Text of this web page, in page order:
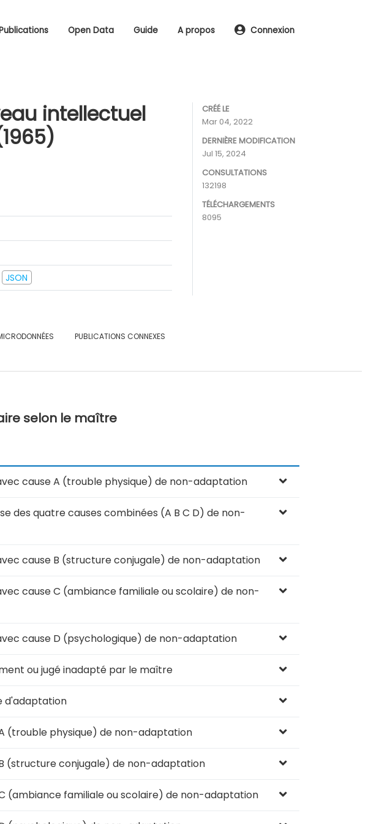
Open Data Guide A propos Connexion
intellectuel
JSON
CRÉÉ LE
Mar 04, 2022
DERNIÈRE MODIFICATION
Jul 15, 2024
CONSULTATIONS
132198
TÉLÉCHARGEMENTS
8095
PUBLICATIONS CONNEXES
selon le maître
cause A (trouble physique) de non-adaptation
des quatre causes combinées (A B C D) de non-
cause B (structure conjugale) de non-adaptation
cause C (ambiance familiale ou scolaire) de non-
cause D (psychologique) de non-adaptation
ou jugé inadapté par le maître
d'adaptation
(trouble physique) de non-adaptation
(structure conjugale) de non-adaptation
(ambiance familiale ou scolaire) de non-adaptation